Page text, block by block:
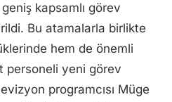
kapsamlı görev
Bu atamalarla birlikte
hem de önemli
personeli yeni görev
programcısı Müge